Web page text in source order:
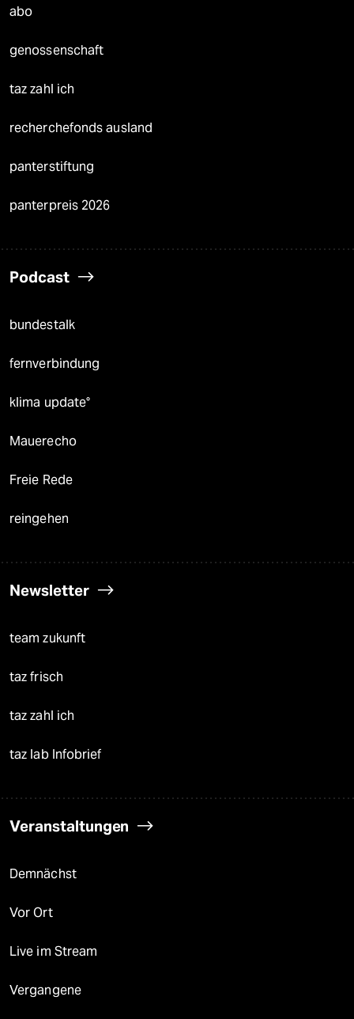
abo
genossenschaft
taz zahl ich
recherchefonds ausland
panterstiftung
panterpreis 2026
Podcast
bundestalk
fernverbindung
klima update°
Mauerecho
Freie Rede
reingehen
Newsletter
team zukunft
taz frisch
taz zahl ich
taz lab Infobrief
Veranstaltungen
Demnächst
Vor Ort
Live im Stream
Vergangene